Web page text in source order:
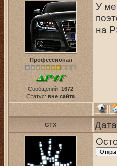
Профессионал
Сообщений: 1672
Статус: вне сайта
У
на
GTX